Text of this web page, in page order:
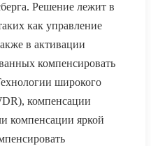
Решение лежит в
как управление
в активации
компенсировать
широкого
компенсации
компенсации яркой